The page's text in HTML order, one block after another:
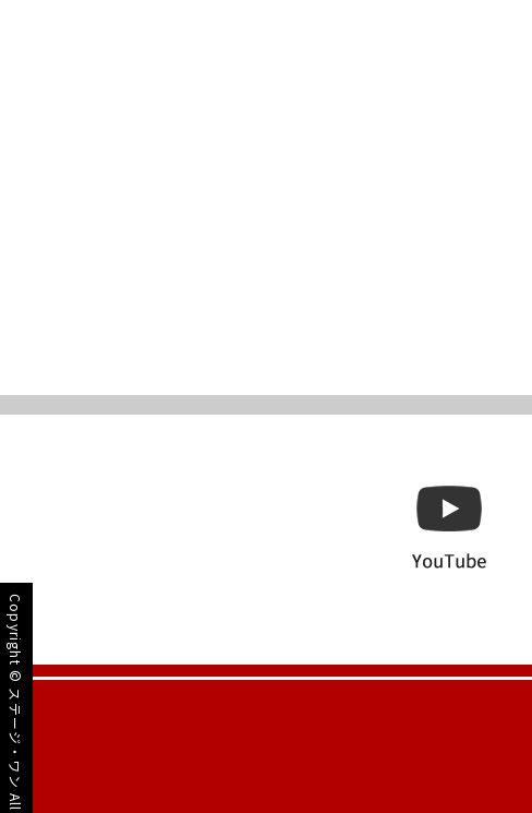
Copyright ©
ステージ・ワン